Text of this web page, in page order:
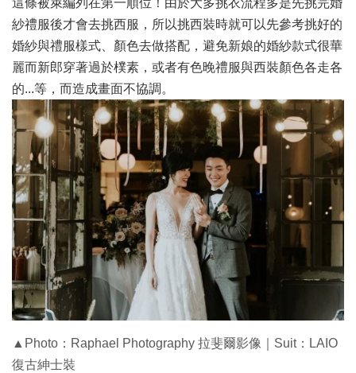
紗禮服後才會去挑西服，所以挑西裝時就可以先參考挑好的
婚紗與禮服樣式、顏色去做搭配，避免新娘的婚紗款式很華
麗而新郎穿著過於樸素，或者有色晚禮服與西裝顏色各走各
的...等，而造成畫面不協調。
▲Photo：Raphael Photography 拉斐爾影像｜Suit：LAIO
復古紳士裝